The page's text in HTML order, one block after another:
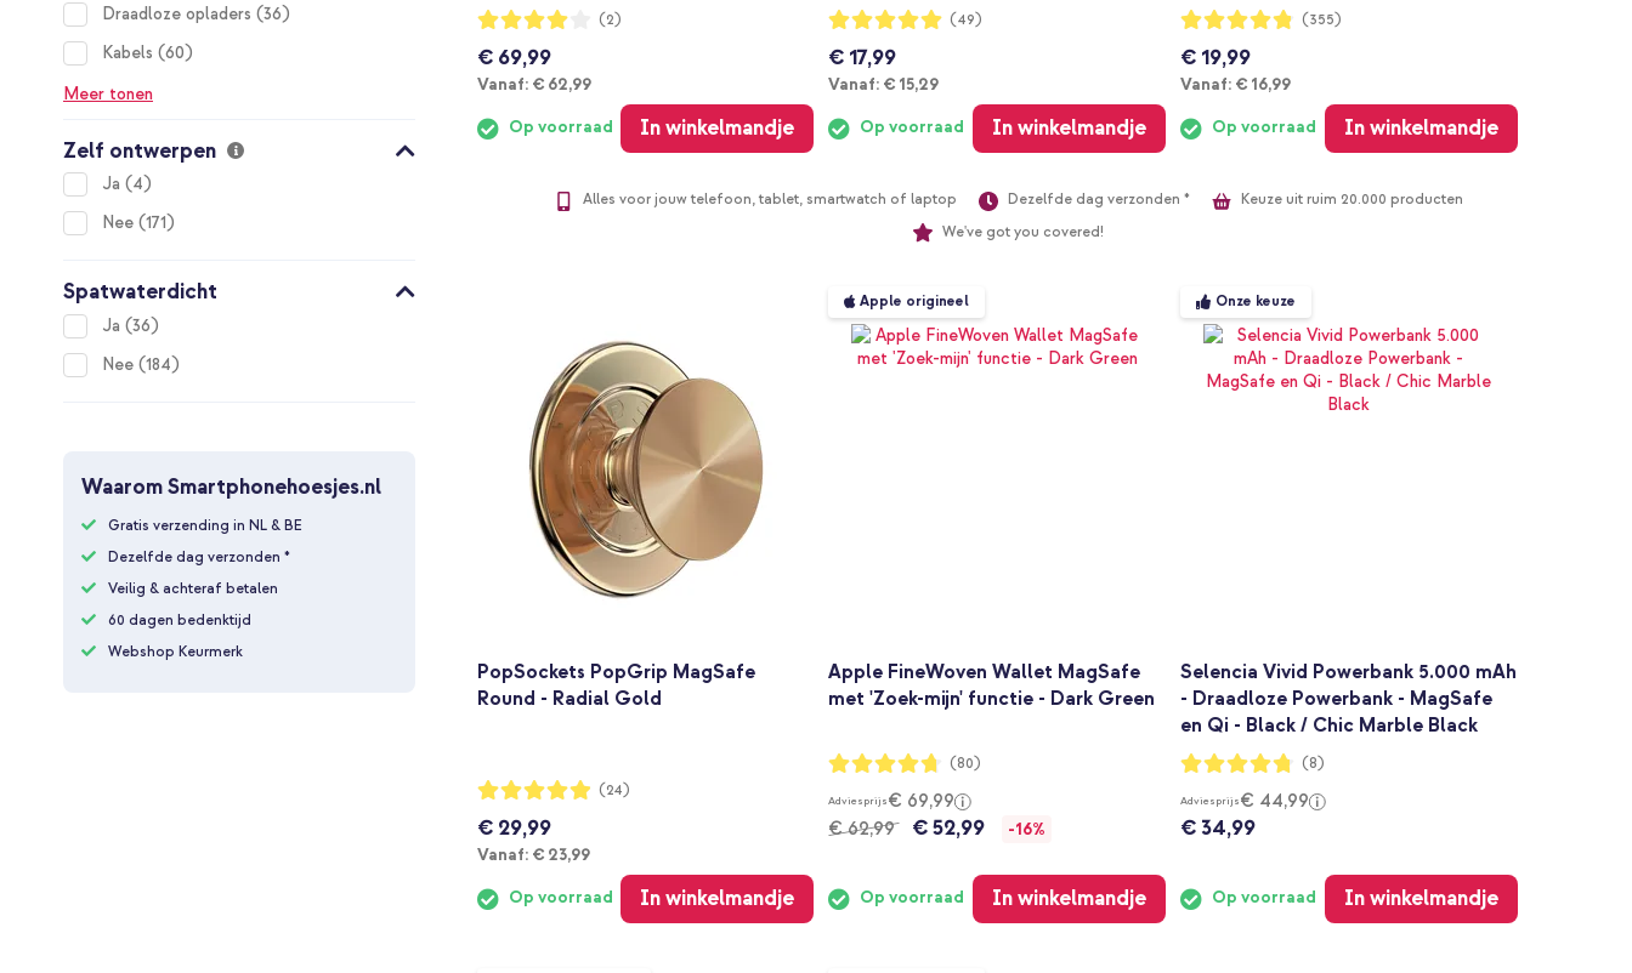
Waardering:
80%
(2)
€ 69,99
Vanaf: Vanaf
€ 62,99
Op voorraad In winkelmandje
Waardering:
98%
(49)
€ 17,99
Vanaf: Vanaf
€ 15,29
Op voorraad In winkelmandje
Waardering:
96%
(355)
€ 19,99
Vanaf: Vanaf
€ 16,99
Op voorraad In winkelmandje
Alles voor jouw telefoon, tablet, smartwatch of laptop Dezelfde dag verzonden *
Keuze uit ruim 20.000 producten
We've got you covered!
PopSockets PopGrip MagSafe
Round - Radial Gold
Waardering:
98%
(24)
€ 29,99
Vanaf: Vanaf
€ 23,99
Op voorraad In winkelmandje
Apple origineel
Apple FineWoven Wallet MagSafe
met 'Zoek-mijn' functie - Dark Green
Waardering:
93%
(80)
Adviesprijs€ 69,99
€ 62,99
€ 52,99 -16%
Op voorraad In winkelmandje
Onze keuze
Selencia Vivid Powerbank 5.000 mAh
- Draadloze Powerbank - MagSafe
en Qi - Black / Chic Marble Black
Waardering:
95%
(8)
Adviesprijs€ 44,99
€ 34,99
Op voorraad In winkelmandje
Draadloze opladers
36
items
Kabels
60
items
Meer tonen
Zelf ontwerpen
Ja 4
items
Nee 171
items
Spatwaterdicht
Ja 36
items
Nee 184
items
Waarom Smartphonehoesjes.nl
Gratis verzending in NL & BE
Dezelfde dag verzonden *
Veilig & achteraf betalen
60 dagen bedenktijd
Webshop Keurmerk